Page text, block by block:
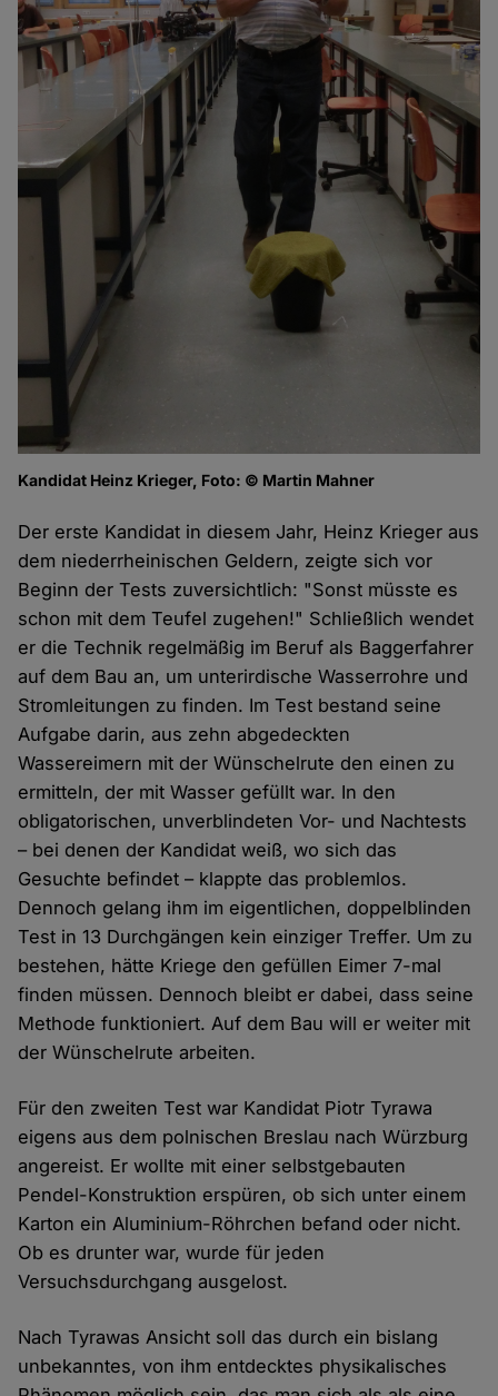
Kandidat Heinz Krieger, Foto: © Martin Mahner
Der erste Kandidat in diesem Jahr, Heinz Krieger aus
dem niederrheinischen Geldern, zeigte sich vor
Beginn der Tests zuversichtlich: "Sonst müsste es
schon mit dem Teufel zugehen!" Schließlich wendet
er die Technik regelmäßig im Beruf als Baggerfahrer
auf dem Bau an, um unterirdische Wasserrohre und
Stromleitungen zu finden. Im Test bestand seine
Aufgabe darin, aus zehn abgedeckten
Wassereimern mit der Wünschelrute den einen zu
ermitteln, der mit Wasser gefüllt war. In den
obligatorischen, unverblindeten Vor- und Nachtests
– bei denen der Kandidat weiß, wo sich das
Gesuchte befindet – klappte das problemlos.
Dennoch gelang ihm im eigentlichen, doppelblinden
Test in 13 Durchgängen kein einziger Treffer. Um zu
bestehen, hätte Kriege den gefüllen Eimer 7-mal
finden müssen. Dennoch bleibt er dabei, dass seine
Methode funktioniert. Auf dem Bau will er weiter mit
der Wünschelrute arbeiten.
Für den zweiten Test war Kandidat Piotr Tyrawa
eigens aus dem polnischen Breslau nach Würzburg
angereist. Er wollte mit einer selbstgebauten
Pendel-Konstruktion erspüren, ob sich unter einem
Karton ein Aluminium-Röhrchen befand oder nicht.
Ob es drunter war, wurde für jeden
Versuchsdurchgang ausgelost.
Nach Tyrawas Ansicht soll das durch ein bislang
unbekanntes, von ihm entdecktes physikalisches